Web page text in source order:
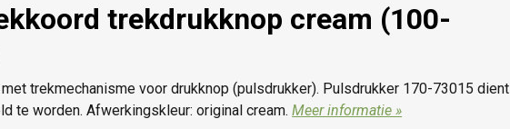
trekdrukknop cream (100-
trekmechanisme voor drukknop (pulsdrukker). Pulsdrukker 170-73015 dient
te worden. Afwerkingskleur: original cream.Meer informatie »